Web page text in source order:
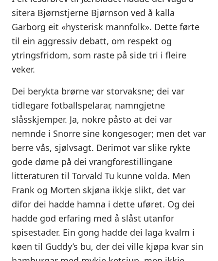
sitera Bjørnstjerne Bjørnson ved å kalla
Garborg eit «hysterisk mannfolk». Dette førte
til ein aggressiv debatt, om respekt og
ytringsfridom, som raste på side tri i fleire
veker.
Dei berykta brørne var storvaksne; dei var
tidlegare fotballspelarar, namngjetne
slåsskjemper. Ja, nokre påsto at dei var
nemnde i Snorre sine kongesoger; men det var
berre vås, sjølvsagt. Derimot var slike rykte
gode døme på dei vrangforestillingane
litteraturen til Torvald Tu kunne volda. Men
Frank og Morten skjøna ikkje slikt, det var
difor dei hadde hamna i dette uføret. Og dei
hadde god erfaring med å slåst utanfor
spisestader. Ein gong hadde dei laga kvalm i
køen til Guddy’s bu, der dei ville kjøpa kvar sin